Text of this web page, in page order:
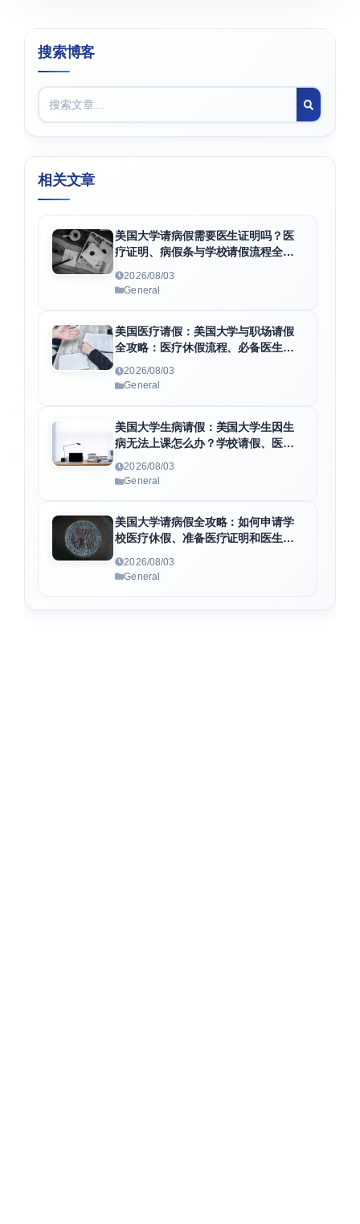
搜索博客
相关文章
美国大学请病假需要医生证明吗？医
疗证明、病假条与学校请假流程全解
析
2026/08/03
General
美国医疗请假：美国大学与职场请假
全攻略：医疗休假流程、必备医生证
2026/08/03
General
美国大学生病请假：美国大学生因生
病无法上课怎么办？学校请假、医疗
2026/08/03
General
美国大学请病假全攻略：如何申请学
校医疗休假、准备医疗证明和医生病
假条
2026/08/03
General